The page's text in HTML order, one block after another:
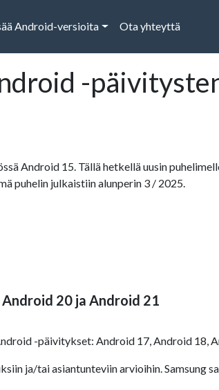
Android-versioita Ota yhteyttä
-
Android 15. Tällä hetkellä uusin
puhelin julkaistiin alunperin 3 / 2025.
20 ja Android 21
-päivitykset: Android 17, Android 18,
ja/tai asiantunteviin arvioihin. Samsung